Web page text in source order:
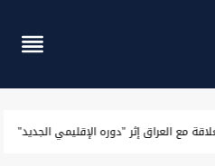
مع العراق إثر "دوره الإقليمي الجديد"